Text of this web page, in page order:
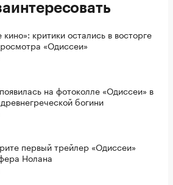
кино»: критики остались в восторге
«Одиссеи»
на фотоколле «Одиссеи» в
богини
первый трейлер «Одиссеи»
Нолана